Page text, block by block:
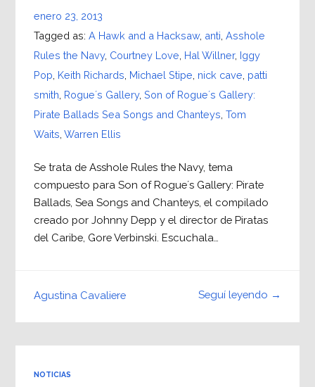
enero 23, 2013
Tagged as: A Hawk and a Hacksaw, anti Asshole
Rules the Navy, Courtney Love Hal Willner, Iggy
Pop Keith Richards Michael Stipe nick cave patti
smith Rogue´s Gallery, Son of Rogue´s Gallery:
Pirate Ballads Sea Songs and Chanteys Tom
Waits Warren Ellis
Se trata de Asshole Rules the Navy, tema
compuesto para Son of Rogue´s Gallery: Pirate
Ballads, Sea Songs and Chanteys, el compilado
creado por Johnny Depp y el director de Piratas
del Caribe, Gore Verbinski. Escuchala…
Seguí leyendo →
Agustina Cavaliere
NOTICIAS